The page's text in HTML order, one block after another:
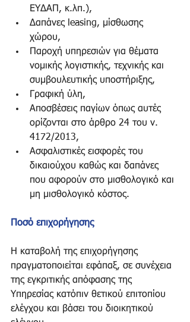
ΕΥΔΑΠ, κ.λπ.),
Δαπάνες leasing, μίσθωσης
χώρου,
Παροχή υπηρεσιών για θέματα
νομικής λογιστικής, τεχνικής και
συμβουλευτικής υποστήριξης,
Γραφική ύλη,
Αποσβέσεις παγίων όπως αυτές
ορίζονται στο άρθρο 24 του ν.
4172/2013,
Ασφαλιστικές εισφορές του
δικαιούχου καθώς και δαπάνες
που αφορούν στο μισθολογικό και
μη μισθολογικό κόστος.
Ποσό επιχορήγησης
Η καταβολή της επιχορήγησης
πραγματοποιείται εφάπαξ, σε συνέχεια
της εγκριτικής απόφασης της
Υπηρεσίας κατόπιν θετικού επιτοπίου
ελέγχου και βάσει του διοικητικού